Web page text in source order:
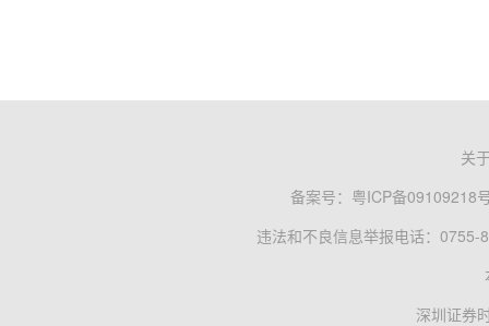
关
备案号： 粤ICP备09109218
违法和不良信息举报电话：0755-
深圳证券